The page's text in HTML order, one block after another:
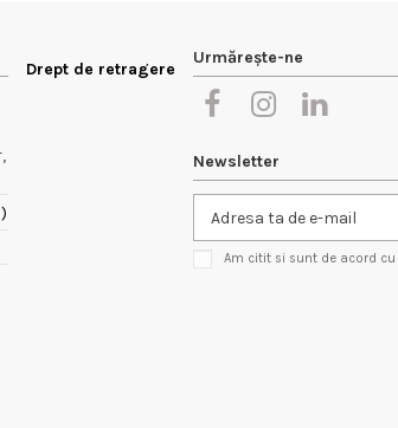
Drept de retragere
Urmărește-ne
Newsletter
Am citit si sunt de acord cu